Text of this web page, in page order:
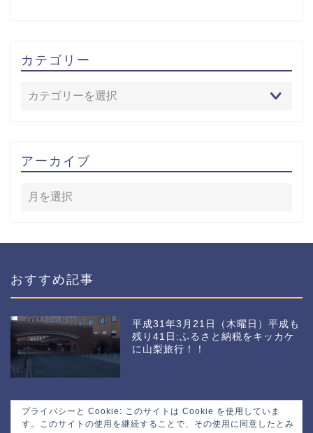
カテゴリー
アーカイブ
おすすめ記事
平成31年3月21日（木曜日）平成も
残り41日:ふるさと納税をキッカケ
に山梨旅行！！
プライバシーと Cookie: このサイトは Cookie を使用していま
す。このサイトの使用を継続することで、その使用に同意したとみ